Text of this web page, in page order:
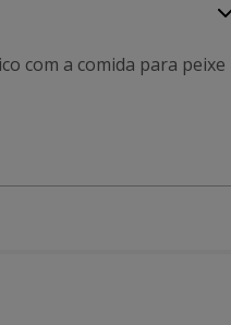
com a comida para peixe